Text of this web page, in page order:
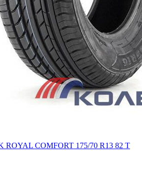
COMFORT 175/70 R13 82 T